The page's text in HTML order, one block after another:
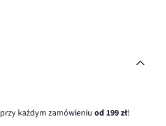
przy każdym zamówieniu od 199 zł!